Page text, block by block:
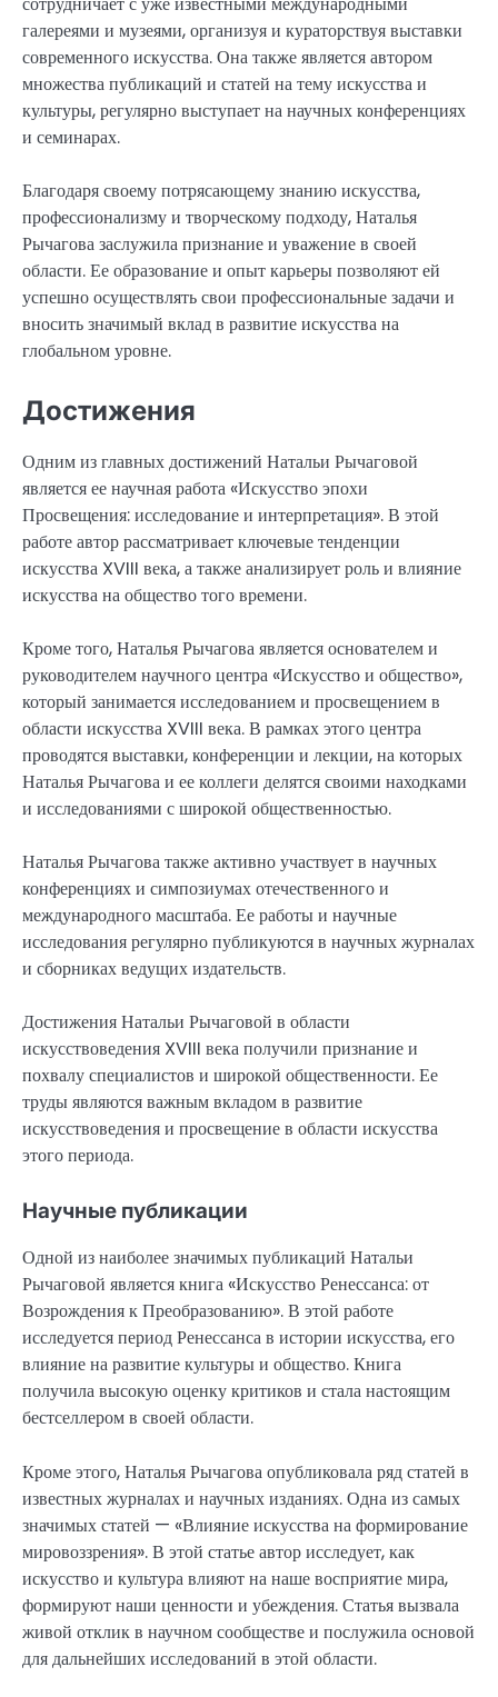
галереями и музеями, организуя и кураторствуя выставки
современного искусства. Она также является автором
множества публикаций и статей на тему искусства и
культуры, регулярно выступает на научных конференциях
и семинарах.
Благодаря своему потрясающему знанию искусства,
профессионализму и творческому подходу, Наталья
Рычагова заслужила признание и уважение в своей
области. Ее образование и опыт карьеры позволяют ей
успешно осуществлять свои профессиональные задачи и
вносить значимый вклад в развитие искусства на
глобальном уровне.
Достижения
Одним из главных достижений Натальи Рычаговой
является ее научная работа «Искусство эпохи
Просвещения: исследование и интерпретация». В этой
работе автор рассматривает ключевые тенденции
искусства XVIII века, а также анализирует роль и влияние
искусства на общество того времени.
Кроме того, Наталья Рычагова является основателем и
руководителем научного центра «Искусство и общество»,
который занимается исследованием и просвещением в
области искусства XVIII века. В рамках этого центра
проводятся выставки, конференции и лекции, на которых
Наталья Рычагова и ее коллеги делятся своими находками
и исследованиями с широкой общественностью.
Наталья Рычагова также активно участвует в научных
конференциях и симпозиумах отечественного и
международного масштаба. Ее работы и научные
исследования регулярно публикуются в научных журналах
и сборниках ведущих издательств.
Достижения Натальи Рычаговой в области
искусствоведения XVIII века получили признание и
похвалу специалистов и широкой общественности. Ее
труды являются важным вкладом в развитие
искусствоведения и просвещение в области искусства
этого периода.
Научные публикации
Одной из наиболее значимых публикаций Натальи
Рычаговой является книга «Искусство Ренессанса: от
Возрождения к Преобразованию». В этой работе
исследуется период Ренессанса в истории искусства, его
влияние на развитие культуры и общество. Книга
получила высокую оценку критиков и стала настоящим
бестселлером в своей области.
Кроме этого, Наталья Рычагова опубликовала ряд статей в
известных журналах и научных изданиях. Одна из самых
значимых статей — «Влияние искусства на формирование
мировоззрения». В этой статье автор исследует, как
искусство и культура влияют на наше восприятие мира,
формируют наши ценности и убеждения. Статья вызвала
живой отклик в научном сообществе и послужила основой
для дальнейших исследований в этой области.